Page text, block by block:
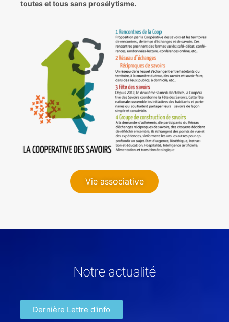
toutes et tous sans prosélytisme.
Vie associative
Notre actualité
Dernière Lettre d'info